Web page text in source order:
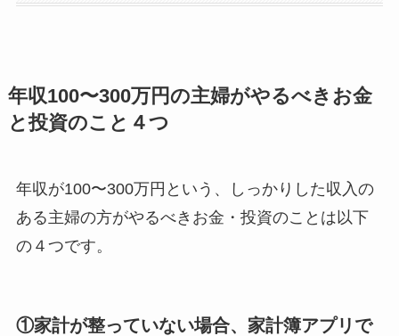
年収100〜300万円の主婦がやるべきお金
と投資のこと４つ
年収が100〜300万円という、しっかりした収入の
ある主婦の方がやるべきお金・投資のことは以下
の４つです。
①家計が整っていない場合、家計簿アプリで